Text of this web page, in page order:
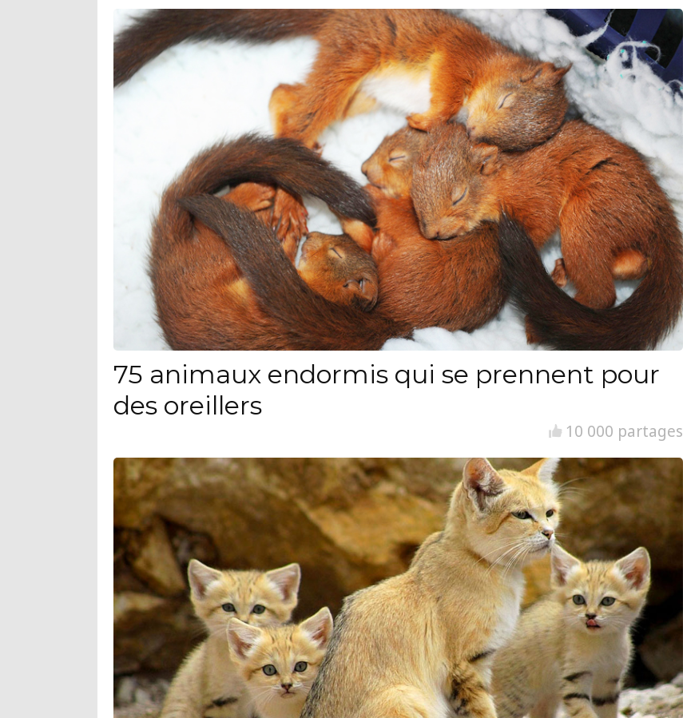
75 animaux endormis qui se prennent pour
des oreillers
10 000 partages